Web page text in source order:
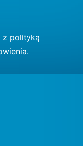
z polityką